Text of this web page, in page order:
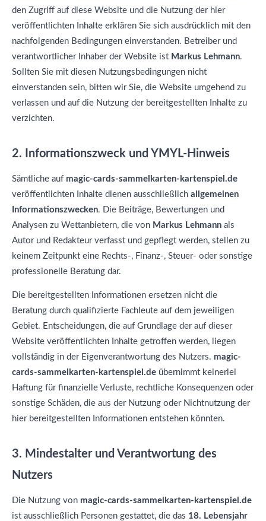
den Zugriff auf diese Website und die Nutzung der hier
veröffentlichten Inhalte erklären Sie sich ausdrücklich mit den
nachfolgenden Bedingungen einverstanden. Betreiber und
verantwortlicher Inhaber der Website ist Markus Lehmann.
Sollten Sie mit diesen Nutzungsbedingungen nicht
einverstanden sein, bitten wir Sie, die Website umgehend zu
verlassen und auf die Nutzung der bereitgestellten Inhalte zu
verzichten.
2. Informationszweck und YMYL-Hinweis
Sämtliche auf magic-cards-sammelkarten-kartenspiel.de
veröffentlichten Inhalte dienen ausschließlich allgemeinen
Informationszwecken. Die Beiträge, Bewertungen und
Analysen zu Wettanbietern, die von Markus Lehmann als
Autor und Redakteur verfasst und gepflegt werden, stellen zu
keinem Zeitpunkt eine Rechts-, Finanz-, Steuer- oder sonstige
professionelle Beratung dar.
Die bereitgestellten Informationen ersetzen nicht die
Beratung durch qualifizierte Fachleute auf dem jeweiligen
Gebiet. Entscheidungen, die auf Grundlage der auf dieser
Website veröffentlichten Inhalte getroffen werden, liegen
vollständig in der Eigenverantwortung des Nutzers. magic-
cards-sammelkarten-kartenspiel.de übernimmt keinerlei
Haftung für finanzielle Verluste, rechtliche Konsequenzen oder
sonstige Schäden, die aus der Nutzung oder Nichtnutzung der
hier bereitgestellten Informationen entstehen könnten.
3. Mindestalter und Verantwortung des
Nutzers
Die Nutzung von magic-cards-sammelkarten-kartenspiel.de
ist ausschließlich Personen gestattet, die das 18. Lebensjahr